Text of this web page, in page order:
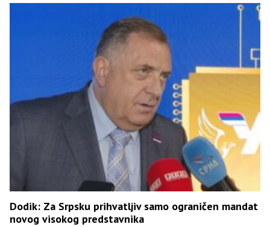
Dodik: Za Srpsku prihvatljiv samo ograničen mandat
novog visokog predstavnika